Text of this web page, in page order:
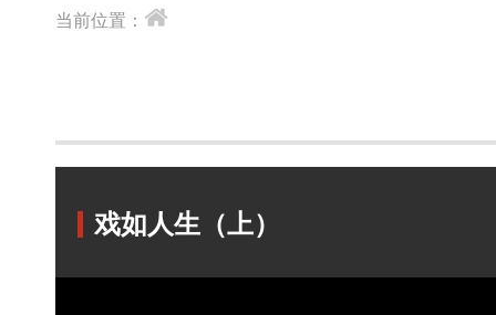
当前位置：
戏如人生（上）